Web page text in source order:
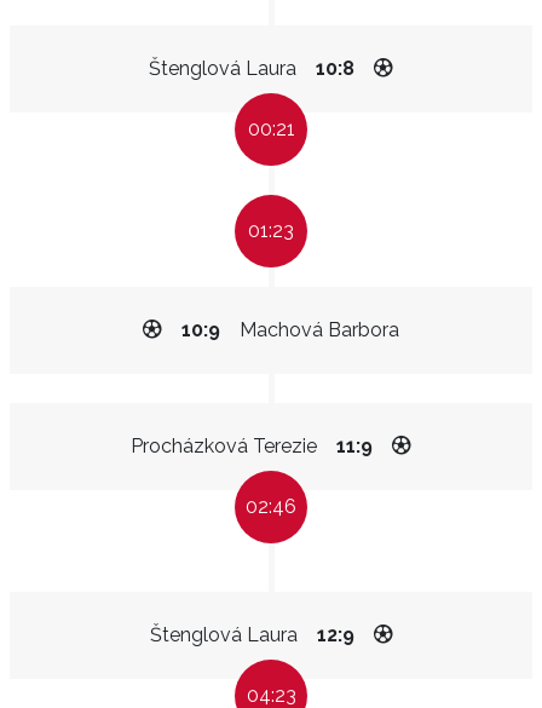
Štenglová Laura 10:8
00:21
01:23
Machová Barbora
10:9
Procházková Terezie 11:9
02:46
Štenglová Laura 12:9
04:23